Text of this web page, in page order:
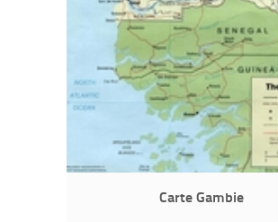
Carte Gambie